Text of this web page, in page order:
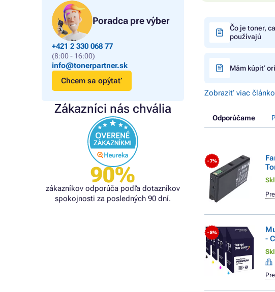
Poradca pre výber
+421 2 330 068 77
(8:00 - 16:00)
info@tonerpartner.sk
Chcem sa opýtať
Zákazníci nás chvália
90%
zákazníkov odporúča podľa dotazníkov
spokojnosti za posledných 90 dní.
Čo je toner,
používajú
Mám kúpiť
Zobraziť viac
Odporúčame
- 7%
- 5%
-